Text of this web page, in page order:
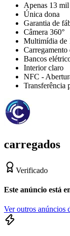
Apenas 13
Única dona
Garantia de
Câmera 360°
Multimídia de
Bancos
Interior claro
NFC -
Transferência
carregados
Verificado
Este anúncio está
Ver outros anúncios